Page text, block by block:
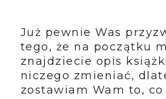
Już pewnie Was
tego, że na początku
znajdziecie opis
niczego zmieniać,
zostawiam Wam to,